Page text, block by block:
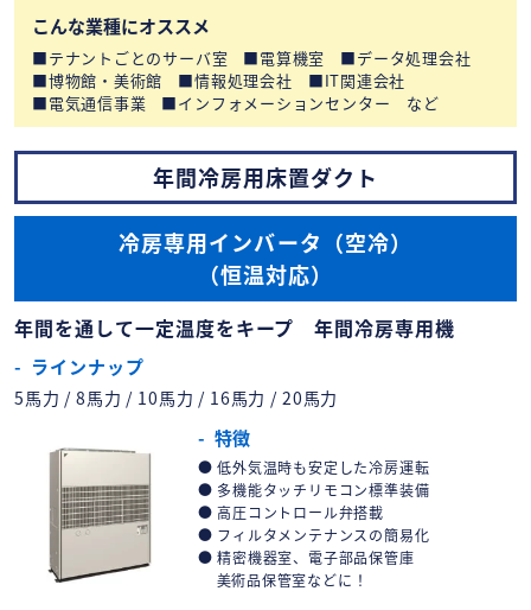
こんな業種にオススメ
テナントごとのサーバ室 電算機室
データ処理会社
博物館・美術館
情報処理会社
IT関連会社
電気通信事業
インフォメーションセンター など
年間冷房用床置ダクト
冷房専用インバータ（空冷）
（恒温対応）
年間を通して一定温度をキープ 年間冷房専用機
ラインナップ
5馬力 / 8馬力 / 10馬力 / 16馬力 / 20馬力
特徴
低外気温時も安定した冷房運転
多機能タッチリモコン標準装備
高圧コントロール弁搭載
フィルタメンテナンスの簡易化
精密機器室、電子部品保管庫
美術品保管室などに！